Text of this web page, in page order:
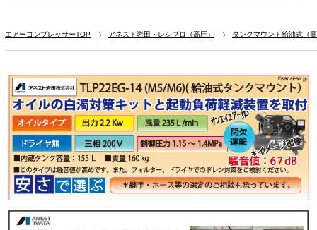
エアーコンプレッサーTOP アネスト岩田・レシプロ（高圧） タンクマウント給油式（